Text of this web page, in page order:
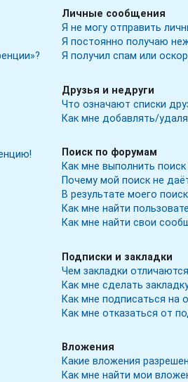
Личные сообщения
Я не могу отправить
Я постоянно получаю
Я получил спам или
Друзья и недруги
Что означают списки
Как мне добавлять/
Поиск по форумам
Как мне выполнить
Почему мой поиск не
В результате моего
Как мне найти
Как мне найти свои
Подписки и закладки
Чем закладки
Как мне сделать
Как мне подписаться на
Как мне отказаться от
Вложения
Какие вложения
Как мне найти мои